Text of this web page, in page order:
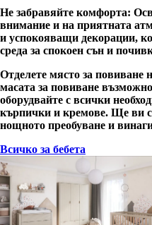
Не забравяйте комфорта:
внимание и на приятната
и успокояващи декорации,
среда за спокоен сън и
Отделете място за повиване
масата за повиване
оборудвайте с всички
кърпички и кремове. Ще ви
нощното преобуване и
Всичко за бебета